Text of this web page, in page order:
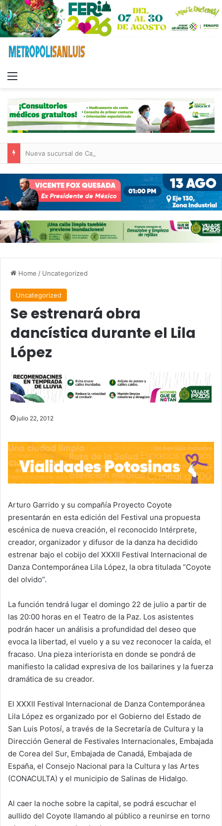
Home / Uncategorized
Uncategorized
Se estrenará obra
dancística durante el Lila
López
julio 22, 2012
Arturo Garrido y su compañía Proyecto Coyote
presentarán en esta edición del Festival una propuesta
escénica de nueva creación, el reconocido Intérprete,
creador, organizador y difusor de la danza ha decidido
estrenar bajo el cobijo del XXXII Festival Internacional de
Danza Contemporánea Lila López, la obra titulada “Coyote
del olvido”.
La función tendrá lugar el domingo 22 de julio a partir de
las 20:00 horas en el Teatro de la Paz. Los asistentes
podrán hacer un análisis a profundidad del deseo que
evoca la libertad, el vuelo y a su vez reconocer la caída, el
fracaso. Una pieza interiorista en donde se pondrá de
manifiesto la calidad expresiva de los bailarines y la fuerza
dramática de su creador.
El XXXII Festival Internacional de Danza Contemporánea
Lila López es organizado por el Gobierno del Estado de
San Luis Potosí, a través de la Secretaría de Cultura y la
Dirección General de Festivales Internacionales, Embajada
de Corea del Sur, Embajada de Canadá, Embajada de
España, el Consejo Nacional para la Cultura y las Artes
(CONACULTA) y el municipio de Salinas de Hidalgo.
Al caer la noche sobre la capital, se podrá escuchar el
aullido del Coyote llamando al público a reunirse en torno